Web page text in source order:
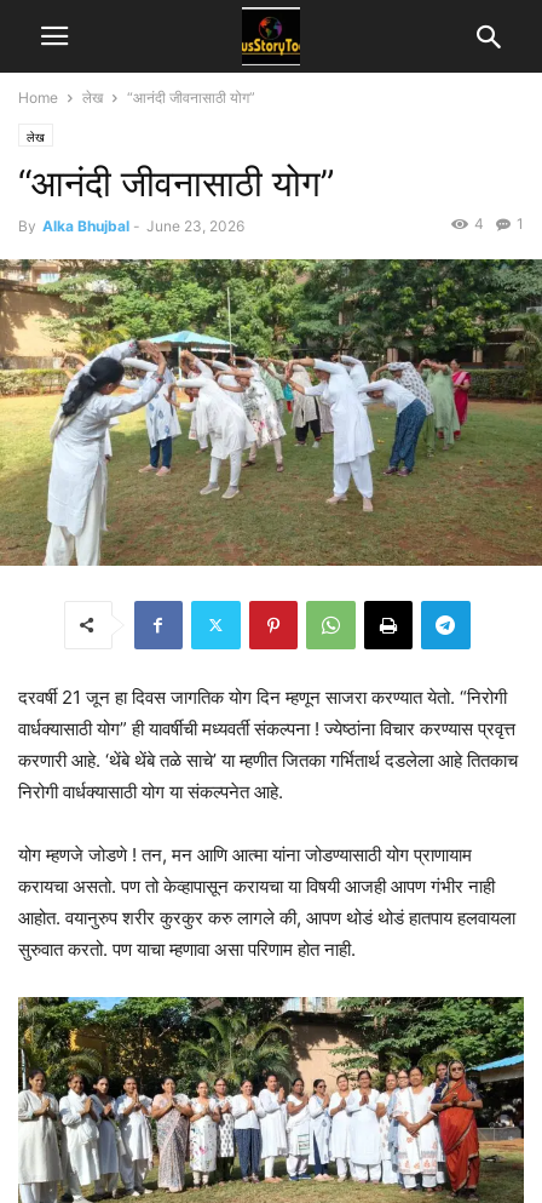
Home लेख “आनंदी जीवनासाठी योग”
लेख
“आनंदी जीवनासाठी योग”
By Alka Bhujbal - June 23, 2026 1
4
दरवर्षी 21 जून हा दिवस जागतिक योग दिन म्हणून साजरा करण्यात येतो. “निरोगी
वार्धक्यासाठी योग” ही यावर्षीची मध्यवर्ती संकल्पना ! ज्येष्ठांना विचार करण्यास प्रवृत्त
करणारी आहे. ‘थेंबे थेंबे तळे साचे’ या म्हणीत जितका गर्भितार्थ दडलेला आहे तितकाच
निरोगी वार्धक्यासाठी योग या संकल्पनेत आहे.
योग म्हणजे जोडणे ! तन, मन आणि आत्मा यांना जोडण्यासाठी योग प्राणायाम
करायचा असतो. पण तो केव्हापासून करायचा या विषयी आजही आपण गंभीर नाही
आहोत. वयानुरुप शरीर कुरकुर करु लागले की, आपण थोडं थोडं हातपाय हलवायला
सुरुवात करतो. पण याचा म्हणावा असा परिणाम होत नाही.